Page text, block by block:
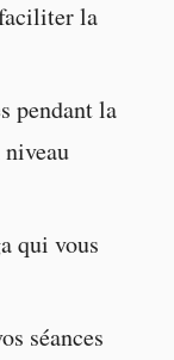
la
pendant la
qui vous
séances